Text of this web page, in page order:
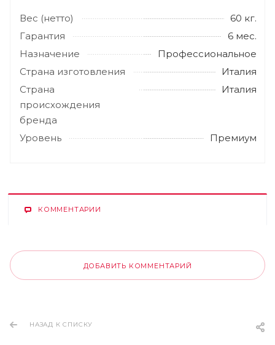
Вес (нетто)
60 кг.
Гарантия
6 мес.
Назначение
Профессиональное
Страна изготовления
Италия
Страна
происхождения
бренда
Италия
Уровень Премиум
КОММЕНТАРИИ
ДОБАВИТЬ КОММЕНТАРИЙ
НАЗАД К СПИСКУ